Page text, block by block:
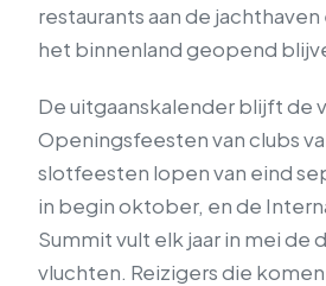
restaurants aan de
het binnenland geopend
De uitgaanskalender blijft de
Openingsfeesten van clubs
slotfeesten lopen van eind
in begin oktober, en de
Summit vult elk jaar in mei de
vluchten. Reizigers die